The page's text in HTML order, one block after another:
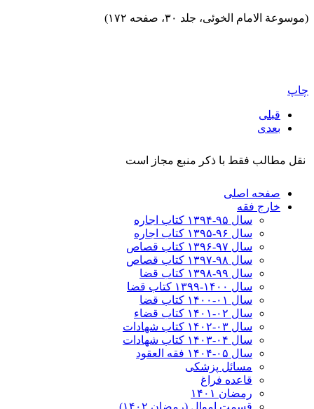
(موسوعة الامام الخوئی، جلد ۳۰، صفحه ۱۷۲)
چاپ
قبلی
بعدی
نقل مطالب فقط با ذکر منبع مجاز است
صفحه اصلی
خارج فقه
سال ۹۵-۱۳۹۴ کتاب اجاره
سال ۹۶-۱۳۹۵ کتاب اجاره
سال ۹۷-۱۳۹۶ کتاب قصاص
سال ۹۸-۱۳۹۷ کتاب قصاص
سال ۹۹-۱۳۹۸‍ کتاب قضا
سال ۱۴۰۰-۱۳۹۹ کتاب قضا
سال ۰۱-۱۴۰۰ کتاب قضا
سال ۰۲-۱۴۰۱ کتاب قضاء
سال ۰۳-۱۴۰۲ کتاب شهادات
سال ۰۴-۱۴۰۳ کتاب شهادات
سال ۰۵-۱۴۰۴ فقه العقود
مسائل پزشکی
قاعده فراغ
رمضان ۱۴۰۱
قسمت اموال (رمضان ۱۴۰۲)